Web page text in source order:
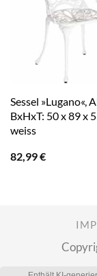
Sessel »Lugano«,
BxHxT: 50 x 89 x
weiss
82,99€